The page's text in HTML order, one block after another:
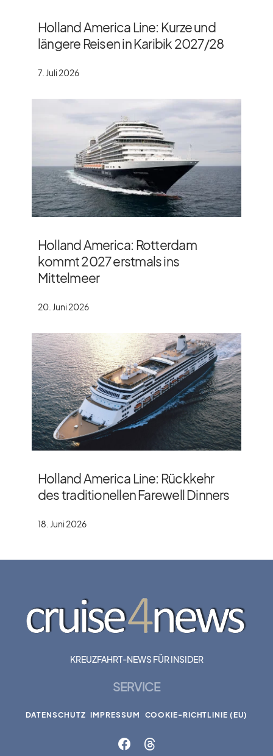
Holland America Line: Kurze und
längere Reisen in Karibik 2027/​28
7. Juli 2026
Holland America: Rotterdam
kommt 2027 erstmals ins
Mittelmeer
20. Juni 2026
Holland America Line: Rückkehr
des traditionellen Farewell Dinners
18. Juni 2026
KREUZFAHRT-NEWS FÜR INSIDER
SERVICE
DATENSCHUTZ IMPRESSUM COOKIE-RICHTLINIE (EU)